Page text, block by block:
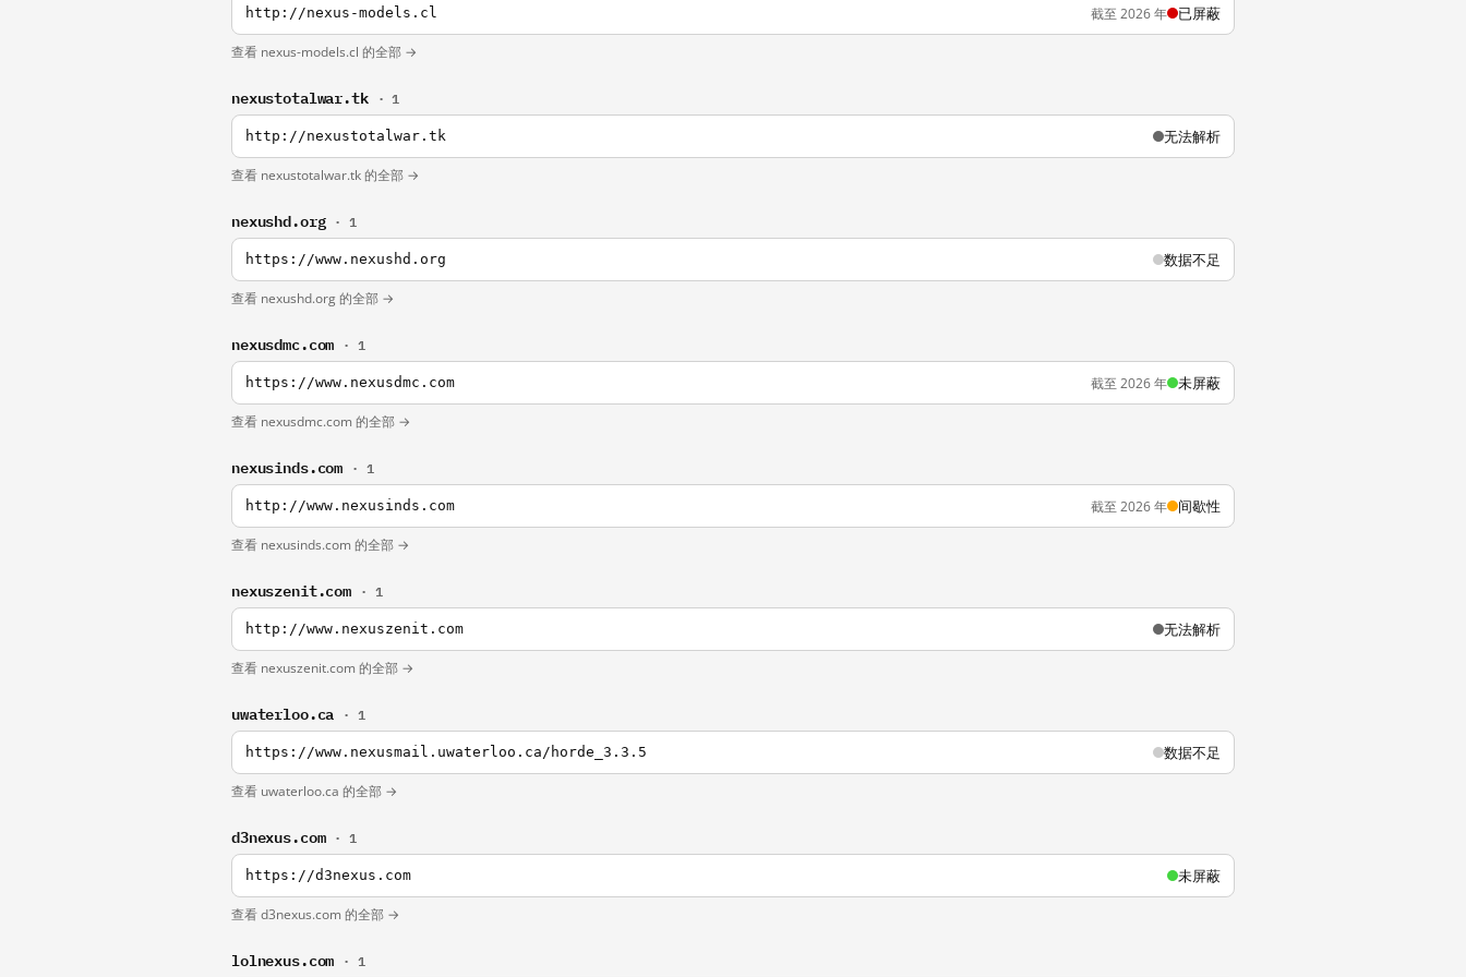
http://nexus-models.cl 截至 2026 年 已屏蔽
查看 nexus-models.cl 的全部 →
nexustotalwar.tk · 1
http://nexustotalwar.tk 无法解析
查看 nexustotalwar.tk 的全部 →
nexushd.org · 1
https://www.nexushd.org 数据不足
查看 nexushd.org 的全部 →
nexusdmc.com · 1
https://www.nexusdmc.com 截至 2026 年 未屏蔽
查看 nexusdmc.com 的全部 →
nexusinds.com · 1
http://www.nexusinds.com 截至 2026 年 间歇性
查看 nexusinds.com 的全部 →
nexuszenit.com · 1
http://www.nexuszenit.com 无法解析
查看 nexuszenit.com 的全部 →
uwaterloo.ca · 1
https://www.nexusmail.uwaterloo.ca/horde_3.3.5 数据不足
查看 uwaterloo.ca 的全部 →
d3nexus.com · 1
https://d3nexus.com 未屏蔽
查看 d3nexus.com 的全部 →
lolnexus.com · 1